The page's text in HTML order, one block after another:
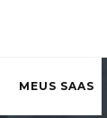
MEUS SAAS